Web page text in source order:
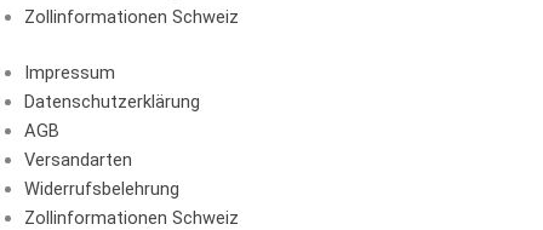
Zollinformationen Schweiz
Impressum
Datenschutzerklärung
AGB
Versandarten
Widerrufsbelehrung
Zollinformationen Schweiz